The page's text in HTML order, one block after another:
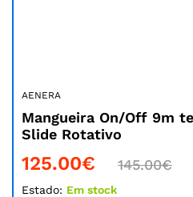
AENERA
Mangueira On/Off 9m
Slide Rotativo
125.00€ 145.00€
Estado: Em stock